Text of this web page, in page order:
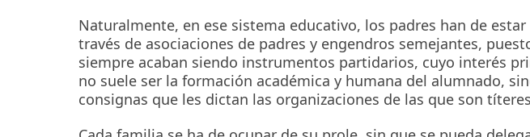
Naturalmente, en ese sistema educativo, los padres han de
través de asociaciones de padres y engendros semejantes,
siempre acaban siendo instrumentos partidarios, cuyo interés
no suele ser la formación académica y humana del alumnado,
consignas que les dictan las organizaciones de las que son